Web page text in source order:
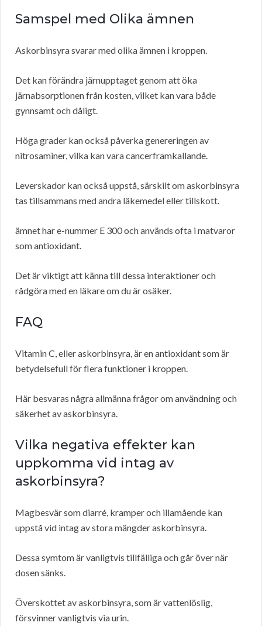
Samspel med Olika ämnen
Askorbinsyra svarar med olika ämnen i kroppen.
Det kan förändra järnupptaget genom att öka
järnabsorptionen från kosten, vilket kan vara både
gynnsamt och dåligt.
Höga grader kan också påverka genereringen av
nitrosaminer, vilka kan vara cancerframkallande.
Leverskador kan också uppstå, särskilt om askorbinsyra
tas tillsammans med andra läkemedel eller tillskott.
ämnet har e-nummer E 300 och används ofta i matvaror
som antioxidant.
Det är viktigt att känna till dessa interaktioner och
rådgöra med en läkare om du är osäker.
FAQ
Vitamin C, eller askorbinsyra, är en antioxidant som är
betydelsefull för flera funktioner i kroppen.
Här besvaras några allmänna frågor om användning och
säkerhet av askorbinsyra.
Vilka negativa effekter kan
uppkomma vid intag av
askorbinsyra?
Magbesvär som diarré, kramper och illamående kan
uppstå vid intag av stora mängder askorbinsyra.
Dessa symtom är vanligtvis tillfälliga och går över när
dosen sänks.
Överskottet av askorbinsyra, som är vattenlöslig,
försvinner vanligtvis via urin.